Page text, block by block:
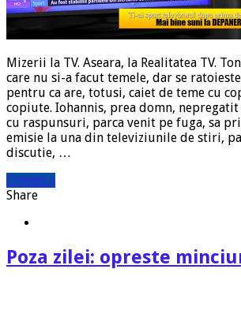
Mizerii la TV. Aseara, la Realitatea TV.
care nu si-a facut temele, dar se
pentru ca are, totusi, caiet de teme cu
copiute. Iohannis, prea domn,
cu raspunsuri, parca venit pe fuga, sa
emisie la una din televiziunile de stiri,
discutie, …
Citeste »
Share
Poza zilei: opreste